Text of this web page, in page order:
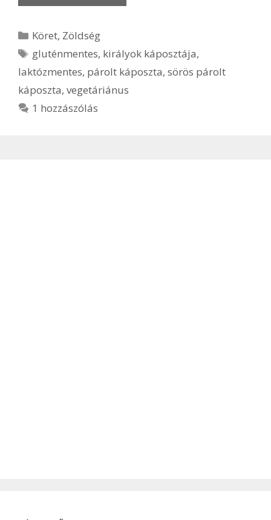
Kategória
Köret, Zöldség
Címkék
gluténmentes, királyok káposztája,
laktózmentes, párolt káposzta, sörös párolt
káposzta, vegetáriánus
1 hozzászólás